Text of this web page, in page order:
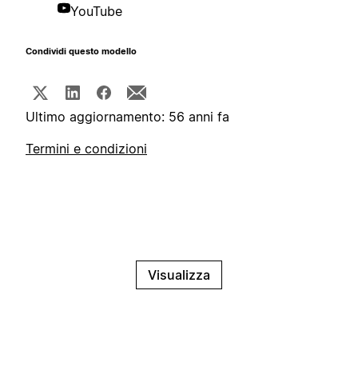
YouTube
Condividi questo modello
Ultimo aggiornamento: 56 anni fa
Termini e condizioni
Visualizza